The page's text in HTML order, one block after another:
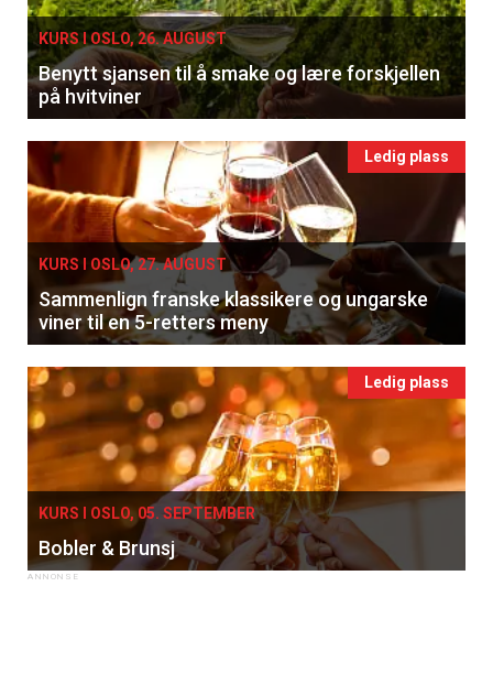
KURS I OSLO, 26. AUGUST
Benytt sjansen til å smake og lære forskjellen
på hvitviner
Ledig plass
KURS I OSLO, 27. AUGUST
Sammenlign franske klassikere og ungarske
viner til en 5-retters meny
Ledig plass
KURS I OSLO, 05. SEPTEMBER
Bobler & Brunsj